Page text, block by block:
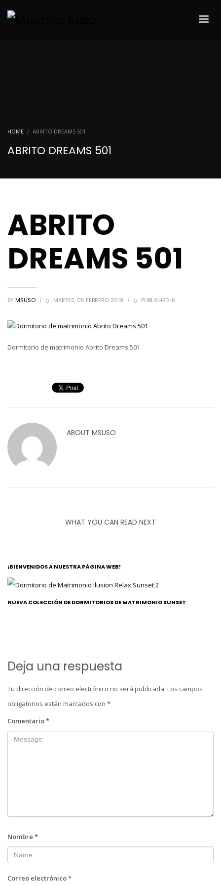
HOME ABRITO DREAMS 501
ABRITO DREAMS 501
ABRITO
DREAMS 501
BY MSUSO / MARTES, 05 FEBRERO 2019 / PUBLISHED IN
Dormitorio de matrimonio Abrito Dreams 501
ABOUT MSUSO
WHAT YOU CAN READ NEXT
¡BIENVENIDOS A NUESTRA PÁGINA WEB!
NUEVA COLECCIÓN DE DORMITORIOS DE MATRIMONIO SUNSET
Deja una respuesta
Tu dirección de correo electrónico no será publicada. Los campos
obligatorios están marcados con *
Comentario*
Nombre *
Correo electrónico*